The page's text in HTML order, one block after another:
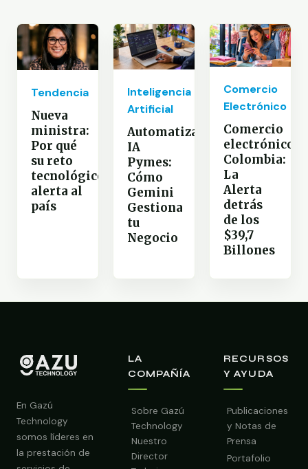
Tendencia
Nueva
ministra:
Por qué
su reto
tecnológico
alerta al
país
Inteligencia
Artificial
Automatización
IA
Pymes:
Cómo
Gemini
Gestiona
tu
Negocio
Comercio
Electrónico
Comercio
electrónico
Colombia:
La
Alerta
detrás
de los
$39,7
Billones
En Gazú
Technology
somos líderes en
la prestación de
LA
COMPAÑÍA
Sobre Gazú
Technology
Nuestro
Director
RECURSOS
Y AYUDA
Publicaciones
y Notas de
Prensa
Portafolio